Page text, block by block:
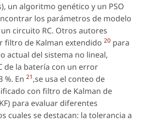
un algoritmo genético y un PSO
los parámetros de modelo
circuito RC. Otros autores
filtro de Kalman extendido 20 para
actual del sistema no lineal,
de la batería con un error
%. En 21,se usa el conteo de
con filtro de Kalman de
para evaluar diferentes
cuales se destacan: la tolerancia a